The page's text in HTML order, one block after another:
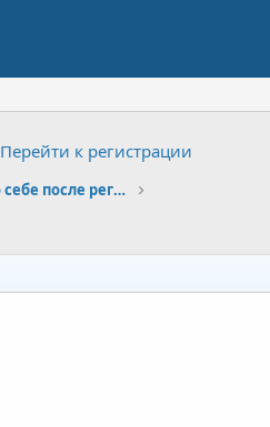
Перейти к регистрации
Правила! Несколько слов о себе после регистрации.